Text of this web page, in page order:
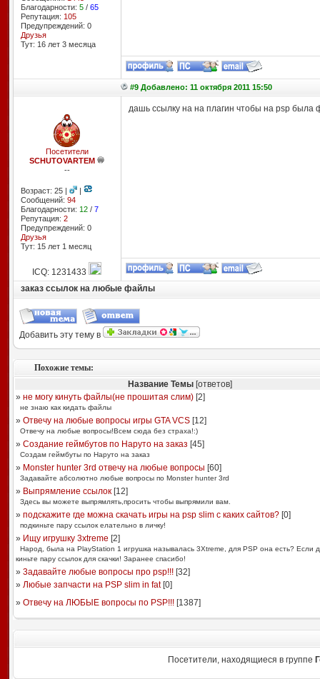
Благодарности: 5/ 65
Репутация: 105
Предупреждений: 0
Друзья
Тут: 16 лет 3 месяцa
#9 Добавлено: 11 октября 2011 15:50
Посетители
SCHUTOVARTEM
--
Возраст: 25 |
|
Сообщений: 94
Благодарности: 12/ 7
Репутация: 2
Предупреждений: 0
Друзья
Тут: 15 лет 1 месяц
дашь ссылку на на плагин чтобы на psp была
ICQ: 1231433
заказ ссылок на любые файлы
Добавить эту тему в
Похожие темы:
Название Темы[ответов]
» не могу кинуть файлы(не прошитая слим)[2]
не знаю как кидать файлы
» Отвечу на любые вопросы игры GTA VCS[12]
Отвечу на любые вопросы!Всем сюда без страха!:)
» Создание геймбутов по Наруто на заказ [45]
Создам геймбуты по Наруто на заказ
» Monster hunter 3rd отвечу на любые вопросы [60]
Задавайте абсолютно любые вопросы по Monster hunter 3rd
» Выпрямление ссылок[12]
Здесь вы можете выпрямлять,просить чтобы выпрямили вам.
» подскажите где можна скачать игры на psp slim с каких сайтов?[0]
подкиньте пару ссылок елательно в личку!
» Ищу игрушку 3xtreme [2]
Народ, была на PlayStation 1 игрушка называлась 3Xtreme, для PSP она есть? Если
киньте пару ссылок для скачки! Заранее спасибо!
» 3адавайте любые вопросы про psp!!![32]
» Любые запчасти на PSP slim in fat[0]
» Отвечу на ЛЮБЫЕ вопросы по PSP!!![1387]
Посетители, находящиеся в группе